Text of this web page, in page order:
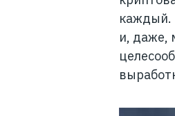
каждый.
и, даже,